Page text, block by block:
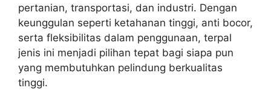
pertanian, transportasi, dan industri. Dengan
keunggulan seperti ketahanan tinggi, anti bocor,
serta fleksibilitas dalam penggunaan, terpal
jenis ini menjadi pilihan tepat bagi siapa pun
yang membutuhkan pelindung berkualitas
tinggi.